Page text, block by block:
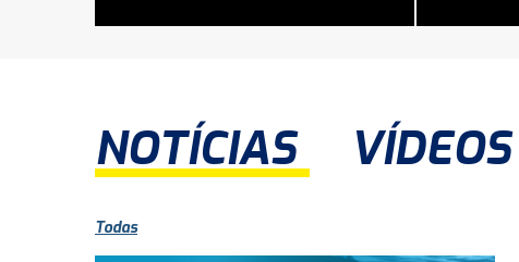
NOTÍCIAS VÍDEOS
Todas